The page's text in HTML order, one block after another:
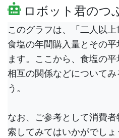
ロボット君のつ
このグラフは、「二人以
食塩の年間購入量とその
ます。ここから、食塩の
相互の関係などについてみ
う。
なお、ご参考として消費
索してみてはいかがでしょ